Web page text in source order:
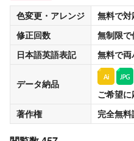
色変更・アレンジ
無料で対
修正回数
無制限で
日本語英語表記
無料で両
データ納品
ご希望
著作権
完全無